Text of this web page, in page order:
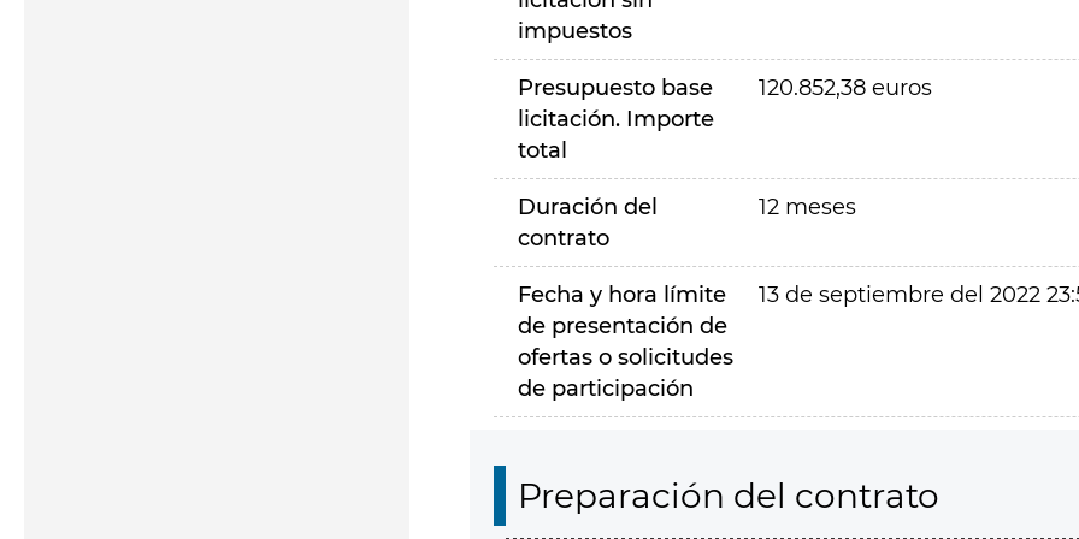
impuestos
Presupuesto base
licitación. Importe
total
120.852,38 euros
Duración del
contrato
12 meses
Fecha y hora límite
de presentación de
ofertas o solicitudes
de participación
13 de septiembre del 2022
Preparación del contrato